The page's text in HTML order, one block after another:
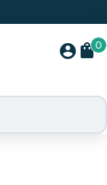
account_circle 0
shopping_bag